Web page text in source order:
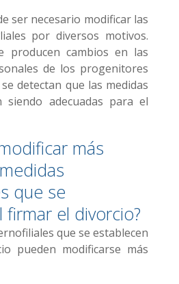
ser necesario modificar las
por diversos motivos.
producen cambios en las
de los progenitores
detectan que las medidas
adecuadas para el
más
que se
firmar el divorcio?
que se establecen
pueden modificarse más